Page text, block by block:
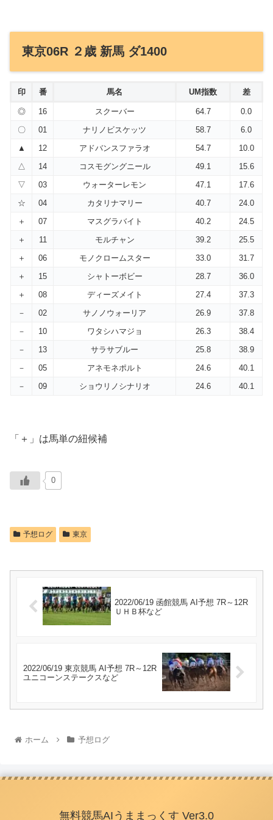
東京06R ２歳 新馬 ダ1400
印 番 馬名 UM指数 差
◎ 16 スクーバー 64.7
0.0
〇
01 ナリノビスケッツ 58.7
6.0
▲
12 アドバンスファラオ 54.7
10.0
△
14 コスモグングニール 49.1
15.6
▽
03 ウォーターレモン 47.1
17.6
☆
04 カタリナマリー 40.7
24.0
＋
07 マスグラバイト 40.2
24.5
＋
11 モルチャン 39.2
25.5
＋
06 モノクロームスター 33.0
31.7
＋
15 シャトーボビー 28.7
36.0
＋
08 ディーズメイト 27.4
37.3
－
02 サノノウォーリア 26.9
37.8
－
10 ワタシハマジョ 26.3
38.4
－
13 サラサブルー 25.8
38.9
－
05 アネモネポルト 24.6
40.1
－
09 ショウリノシナリオ 24.6 40.1
「＋」は馬単の紐候補
0
予想ログ 東京
2022/06/19 函館競馬 AI予想 7R～12R
ＵＨＢ杯など
2022/06/19 東京競馬 AI予想 7R～12R
ユニコーンステークスなど
ホーム 予想ログ
無料競馬AIうままっくす Ver3.0